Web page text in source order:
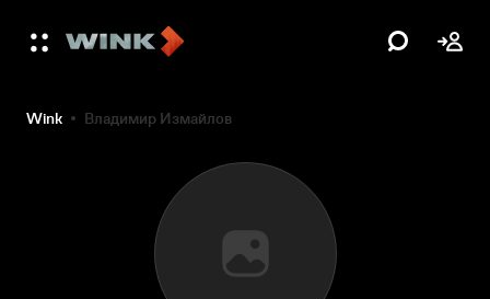
Wink Владимир Измайлов